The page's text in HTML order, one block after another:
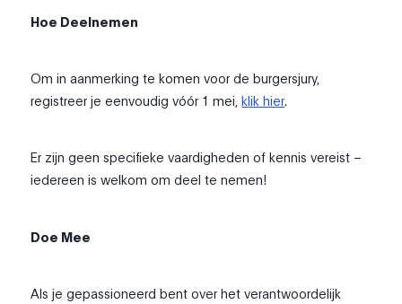
Hoe Deelnemen
Om in aanmerking te komen voor de burgersjury,
registreer je eenvoudig vóór 1 mei,klik hier.
Er zijn geen specifieke vaardigheden of kennis vereist –
iedereen is welkom om deel te nemen!
Doe Mee
Als je gepassioneerd bent over het verantwoordelijk